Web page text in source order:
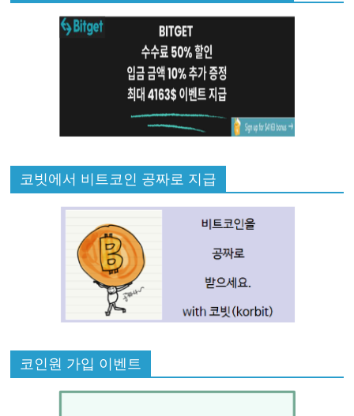
코빗에서 비트코인 공짜로 지급
코인원 가입 이벤트